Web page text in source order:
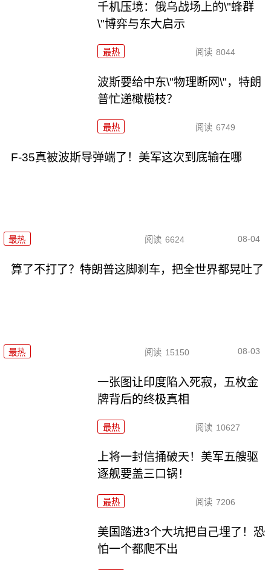
千机压境：俄乌战场上的\"蜂群
\"博弈与东大启示
最热 阅读 8044
波斯要给中东\"物理断网\"，特朗
普忙递橄榄枝？
最热 阅读 6749
F-35真被波斯导弹端了！美军这次到底输在哪
最热 阅读 6624 08-04
算了不打了？特朗普这脚刹车，把全世界都晃吐了
最热 阅读 15150 08-03
一张图让印度陷入死寂，五枚金
牌背后的终极真相
最热 阅读 10627
上将一封信捅破天！美军五艘驱
逐舰要盖三口锅！
最热 阅读 7206
美国踏进3个大坑把自己埋了！恐
怕一个都爬不出